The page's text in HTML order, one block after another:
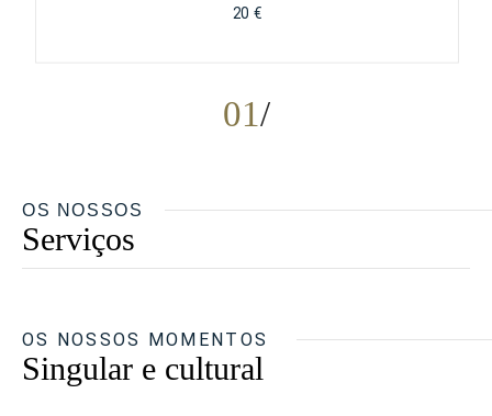
01
20 €
OS NOSSOS
Serviços
OS NOSSOS MOMENTOS
Singular e cultural